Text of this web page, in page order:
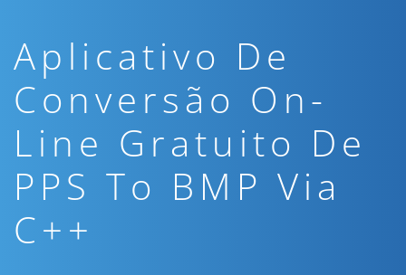
Aplicativo De
Conversão On-
Line Gratuito De
PPS To BMP Via
C++